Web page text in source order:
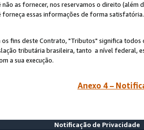
não as fornecer, nos reservamos o direito (além
forneça essas informações de forma
os fins deste Contrato, "Tributos" significa
tributária brasileira, tanto a nível federal,
a sua execução.
Anexo 4 –
Notificação de Privacidade